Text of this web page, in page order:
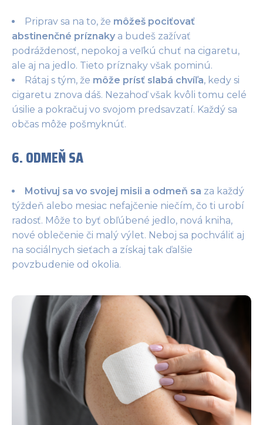
Priprav sa na to, že môžeš pociťovať
abstinenčné príznaky a budeš zažívať
podráždenosť, nepokoj a veľkú chuť na cigaretu,
ale aj na jedlo. Tieto príznaky však pominú.
Rátaj s tým, že môže prísť slabá chvíľa, kedy si
cigaretu znova dáš. Nezahoď však kvôli tomu celé
úsilie a pokračuj vo svojom predsavzatí. Každý sa
občas môže pošmyknúť.
6. ODMEŇ SA
Motivuj sa vo svojej misii a odmeň sa za každý
týždeň alebo mesiac nefajčenie niečím, čo ti urobí
radosť. Môže to byť obľúbené jedlo, nová kniha,
nové oblečenie či malý výlet. Neboj sa pochváliť aj
na sociálnych sieťach a získaj tak ďalšie
povzbudenie od okolia.